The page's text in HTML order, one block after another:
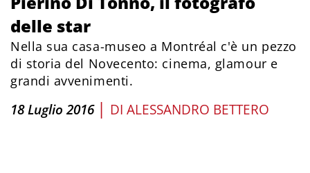
delle star
Nella sua casa-museo a Montréal c'è un pezzo
di storia del Novecento: cinema, glamour e
grandi avvenimenti.
18 Luglio 2016 | DI ALESSANDRO BETTERO